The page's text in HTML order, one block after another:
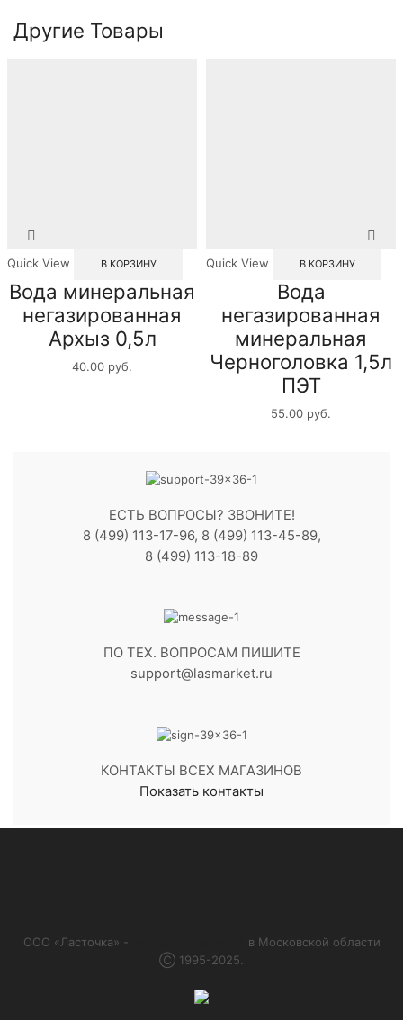
Другие Товары
Quick View В КОРЗИНУ
Вода минеральная
негазированная
Архыз 0,5л
40.00 руб.
Quick View В КОРЗИНУ
Вода
негазированная
минеральная
Черноголовка 1,5л
ПЭТ
55.00 руб.
ЕСТЬ ВОПРОСЫ? ЗВОНИТЕ!
8 (499) 113-17-96, 8 (499) 113-45-89,
8 (499) 113-18-89
ПО ТЕХ. ВОПРОСАМ ПИШИТЕ
support@lasmarket.ru
КОНТАКТЫ ВСЕХ МАГАЗИНОВ
Показать контакты
ООО «Ласточка» -
в Московской области
Ⓒ 1995-2025.